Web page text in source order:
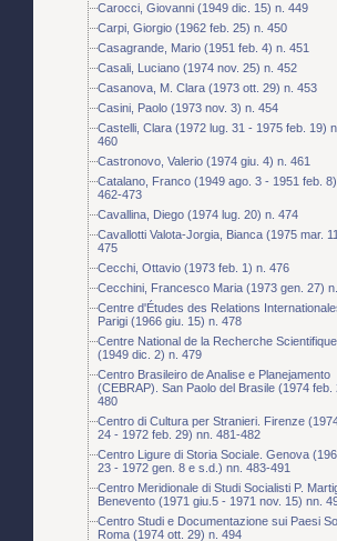
Carocci, Giovanni (1949 dic. 15) n. 449
Carpi, Giorgio (1962 feb. 25) n. 450
Casagrande, Mario (1951 feb. 4) n. 451
Casali, Luciano (1974 nov. 25) n. 452
Casanova, M. Clara (1973 ott. 29) n. 453
Casini, Paolo (1973 nov. 3) n. 454
Castelli, Clara (1972 lug. 31 - 1975 feb. 19)
460
Castronovo, Valerio (1974 giu. 4) n. 461
Catalano, Franco (1949 ago. 3 - 1951 feb. 8)
462-473
Cavallina, Diego (1974 lug. 20) n. 474
Cavallotti Valota-Jorgia, Bianca (1975 mar.
475
Cecchi, Ottavio (1973 feb. 1) n. 476
Cecchini, Francesco Maria (1973 gen. 27)
Centre d'Études des Relations
Parigi (1966 giu. 15) n. 478
Centre National de la Recherche
(1949 dic. 2) n. 479
Centro Brasileiro de Analise e Planejamento
(CEBRAP). San Paolo del Brasile (1974 feb.
480
Centro di Cultura per Stranieri. Firenze
24 - 1972 feb. 29) nn. 481-482
Centro Ligure di Storia Sociale. Genova
23 - 1972 gen. 8 e s.d.) nn. 483-491
Centro Meridionale di Studi Socialisti P.
Benevento (1971 giu.5 - 1971 nov. 15) nn.
Centro Studi e Documentazione sui Paesi
Roma (1974 ott. 29) n. 494